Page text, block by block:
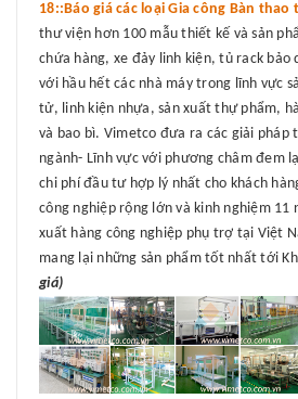
18::Báo giá các loại Gia công Bàn thao
thư viện hơn 100 mẫu thiết kế và sản
chứa hàng, xe đảy linh kiện, tủ rack bảo
với hầu hết các nhà máy trong lĩnh vực
tử, linh kiện nhựa, sản xuất thự phẩm,
và bao bì. Vimetco đưa ra các giải pháp
ngành- Lĩnh vực với phương châm đem
chi phí đầu tư hợp lý nhất cho khách
công nghiệp rộng lớn và kinh nghiệm 11
xuất hàng công nghiệp phụ trợ tại Việt
mang lại những sản phẩm tốt nhất tới
giá)